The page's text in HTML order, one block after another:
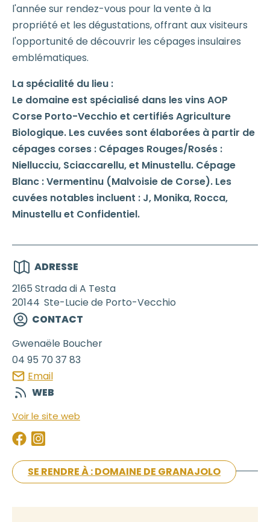
l'année sur rendez-vous pour la vente à la
propriété et les dégustations, offrant aux visiteurs
l'opportunité de découvrir les cépages insulaires
emblématiques.
La spécialité du lieu :
Le domaine est spécialisé dans les vins AOP
Corse Porto-Vecchio et certifiés Agriculture
Biologique. Les cuvées sont élaborées à partir de
cépages corses : Cépages Rouges/Rosés :
Niellucciu, Sciaccarellu, et Minustellu. Cépage
Blanc : Vermentinu (Malvoisie de Corse). Les
cuvées notables incluent : J, Monika, Rocca,
Minustellu et Confidentiel.
ADRESSE
2165 Strada di A Testa
20144 Ste-Lucie de Porto-Vecchio
CONTACT
Gwenaële Boucher
04 95 70 37 83
Email
WEB
Voir le site web
SE RENDRE À : DOMAINE DE GRANAJOLO